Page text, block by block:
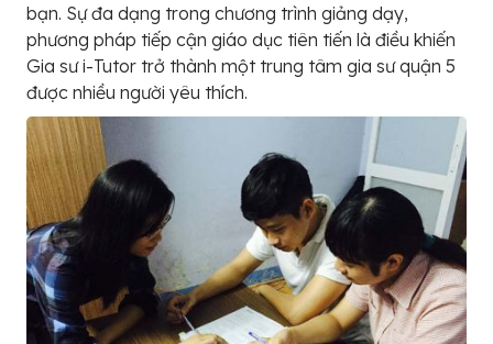
bạn. Sự đa dạng trong chương trình giảng dạy,
phương pháp tiếp cận giáo dục tiên tiến là điều khiến
Gia sư i-Tutor trở thành một trung tâm gia sư quận 5
được nhiều người yêu thích.